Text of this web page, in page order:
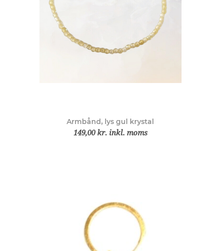
Armbånd, lys gul krystal
149,00 kr. inkl. moms